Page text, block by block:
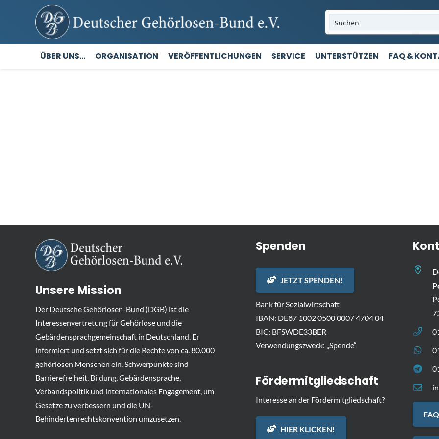
ÜBER UNS… ORGANISATION VERÖFFENTLICHUNGEN SERVICE UNTERSTÜTZEN FAQ &
Unsere Mission
Der Deutsche Gehörlosen-Bund (DGB) ist die
Interessenvertretung für Gehörlose und die
Gebärdensprachgemeinschaft in Deutschland. Er
informiert und setzt sich für die Rechte von ca. 80.000
gehörlosen Menschen ein. Schwerpunkte sind
Barrierefreiheit, Bildung, Gebärdensprache,
Verbandspolitik und internationales Engagement, um
Gesetze zu verbessern und die UN-
Behindertenrechtskonvention umzusetzen.
Spenden
JETZT SPENDEN!
Bank für Sozialwirtschaft
IBAN: DE87 1002 0500 0007 4704 04
BIC: BFSWDE33BER
Verwendungszweck: „Spende“
Fördermitgliedschaft
Interesse an der Fördermitgliedschaft?
HIER KLICKEN!